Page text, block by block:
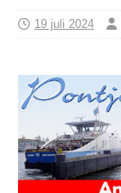
19 juli 2024